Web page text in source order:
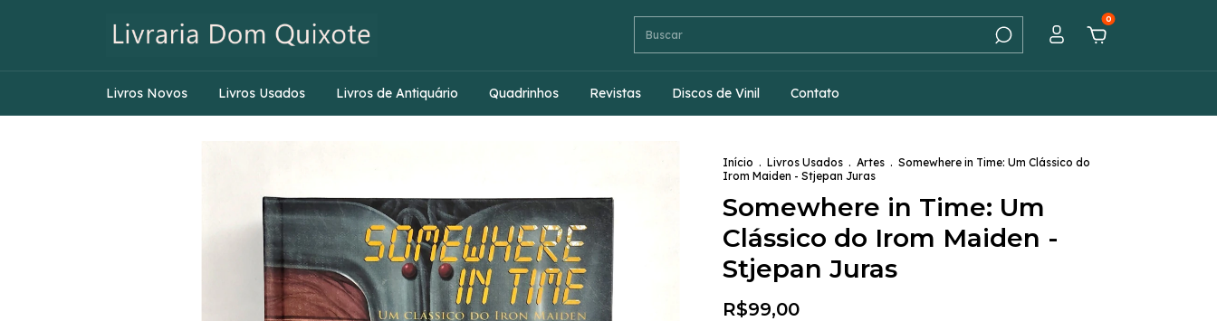
0
Livros Novos Livros Usados Livros de Antiquário Quadrinhos Revistas Discos de Vinil Contato
Início . Livros Usados . Artes . Somewhere in Time: Um Clássico do
Irom Maiden - Stjepan Juras
Somewhere in Time: Um
Clássico do Irom Maiden -
Stjepan Juras
R$99,00